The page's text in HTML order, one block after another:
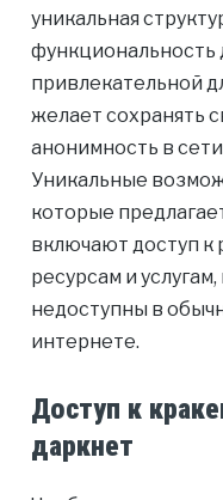
уникальная
функциональность
привлекательной
желает сохранять
анонимность в
Уникальные
которые
включают доступ к
ресурсам и
недоступны в
интернете.
Доступ к
даркнет